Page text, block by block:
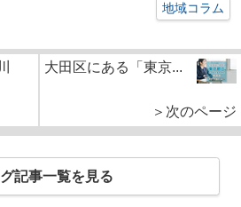
地域コラム
大田区にある「東京...
＞次のページ
記事一覧を見る